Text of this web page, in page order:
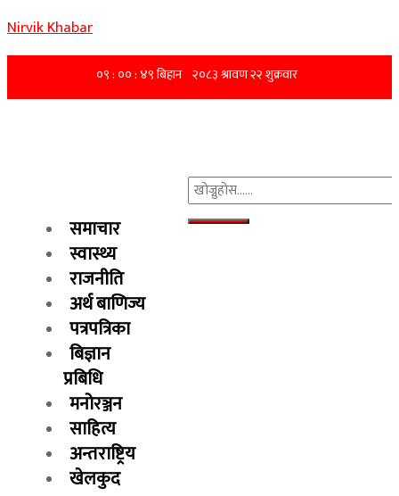
Nirvik Khabar
समाचार
स्वास्थ्य
राजनीति
अर्थ बाणिज्य
पत्रपत्रिका
बिज्ञान
प्रबिधि
मनोरञ्जन
साहित्य
अन्तराष्ट्रिय
खेलकुद